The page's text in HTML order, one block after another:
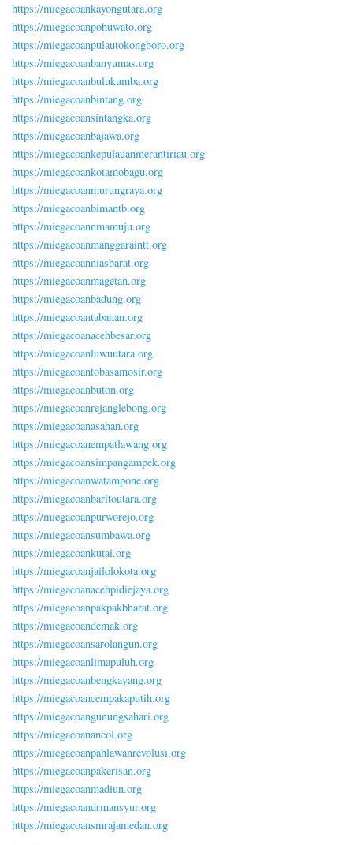
https://miegacoankayongutara.org
https://miegacoanpohuwato.org
https://miegacoanpulautokongboro.org
https://miegacoanbanyumas.org
https://miegacoanbulukumba.org
https://miegacoanbintang.org
https://miegacoansintangka.org
https://miegacoanbajawa.org
https://miegacoankepulauanmerantiriau.org
https://miegacoankotamobagu.org
https://miegacoanmurungraya.org
https://miegacoanbimantb.org
https://miegacoannmamuju.org
https://miegacoanmanggaraintt.org
https://miegacoanniasbarat.org
https://miegacoanmagetan.org
https://miegacoanbadung.org
https://miegacoantabanan.org
https://miegacoanacehbesar.org
https://miegacoanluwuutara.org
https://miegacoantobasamosir.org
https://miegacoanbuton.org
https://miegacoanrejanglebong.org
https://miegacoanasahan.org
https://miegacoanempatlawang.org
https://miegacoansimpangampek.org
https://miegacoanwatampone.org
https://miegacoanbaritoutara.org
https://miegacoanpurworejo.org
https://miegacoansumbawa.org
https://miegacoankutai.org
https://miegacoanjailolokota.org
https://miegacoanacehpidiejaya.org
https://miegacoanpakpakbharat.org
https://miegacoandemak.org
https://miegacoansarolangun.org
https://miegacoanlimapuluh.org
https://miegacoanbengkayang.org
https://miegacoancempakaputih.org
https://miegacoangunungsahari.org
https://miegacoanancol.org
https://miegacoanpahlawanrevolusi.org
https://miegacoanpakerisan.org
https://miegacoanmadiun.org
https://miegacoandrmansyur.org
https://miegacoansmrajamedan.org